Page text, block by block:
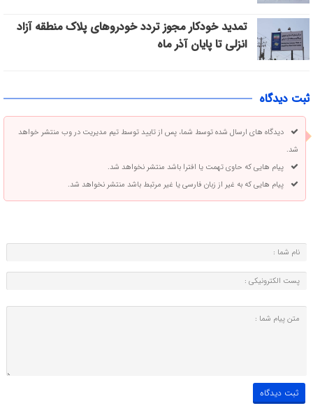
تمدید خودکار مجوز تردد خودروهای پلاک منطقه آزاد
انزلی تا پایان آذر ماه
ثبت دیدگاه
دیدگاه های ارسال شده توسط شما، پس از تایید توسط تیم مدیریت در وب منتشر خواهد
شد.
پیام هایی که حاوی تهمت یا افترا باشد منتشر نخواهد شد.
پیام هایی که به غیر از زبان فارسی یا غیر مرتبط باشد منتشر نخواهد شد.